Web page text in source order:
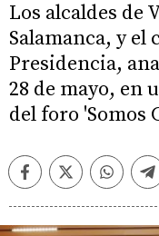
Los alcaldes de
Salamanca, y el
Presidencia,
28 de mayo, en
del foro 'Somos
FacebookTwitter